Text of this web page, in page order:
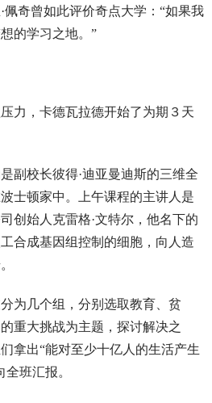
佩奇曾如此评价奇点大学：“如果我
的学习之地。”
力，卡德瓦拉德开始了为期３天
副校长彼得·迪亚曼迪斯的三维全
士顿家中。上午课程的主讲人是
创始人克雷格·文特尔，他名下的
合成基因组控制的细胞，向人造
为几个组，分别选取教育、贫
重大挑战为主题，探讨解决之
拿出“能对至少十亿人的生活产生
班汇报。